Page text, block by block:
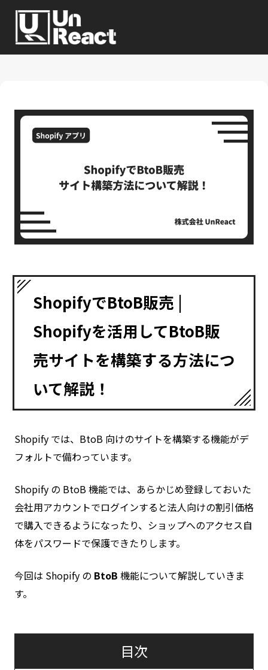
ShopifyでBtoB販売 |
Shopifyを活用してBtoB販
売サイトを構築する方法につ
いて解説！
Shopify では、BtoB 向けのサイトを構築する機能がデ
フォルトで備わっています。
Shopify の BtoB 機能では、あらかじめ登録しておいた
会社用アカウントでログインすると法人向けの割引価格
で購入できるようになったり、ショップへのアクセス自
体をパスワードで保護できたりします。
今回は Shopify の BtoB 機能について解説していきま
す。
目次